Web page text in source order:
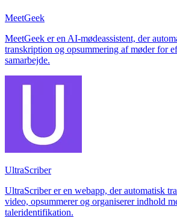
MeetGeek
MeetGeek er en AI-mødeassistent, der
transkription og opsummering af møder for
samarbejde.
UltraScriber
UltraScriber er en webapp, der automatisk
video, opsummerer og organiserer indhold
taleridentifikation.